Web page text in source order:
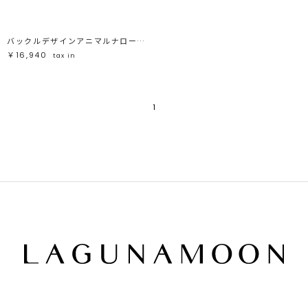
バックルデザインアニマルナロースカート
￥16,940
tax in
1